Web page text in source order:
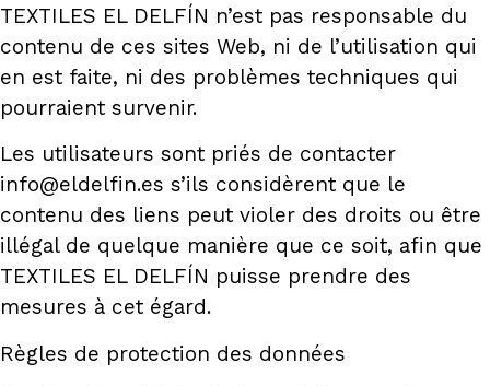
TEXTILES EL DELFÍN n’est pas responsable du
contenu de ces sites Web, ni de l’utilisation qui
en est faite, ni des problèmes techniques qui
pourraient survenir.
Les utilisateurs sont priés de contacter
info@eldelfin.es s’ils considèrent que le
contenu des liens peut violer des droits ou être
illégal de quelque manière que ce soit, afin que
TEXTILES EL DELFÍN puisse prendre des
mesures à cet égard.
Règles de protection des données